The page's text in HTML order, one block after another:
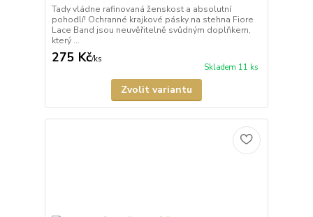
Tady vládne rafinovaná ženskost a absolutní
pohodlí! Ochranné krajkové pásky na stehna Fiore
Lace Band jsou neuvěřitelně svůdným doplňkem,
který ...
275 Kč/ks
Skladem 11 ks
Zvolit variantu